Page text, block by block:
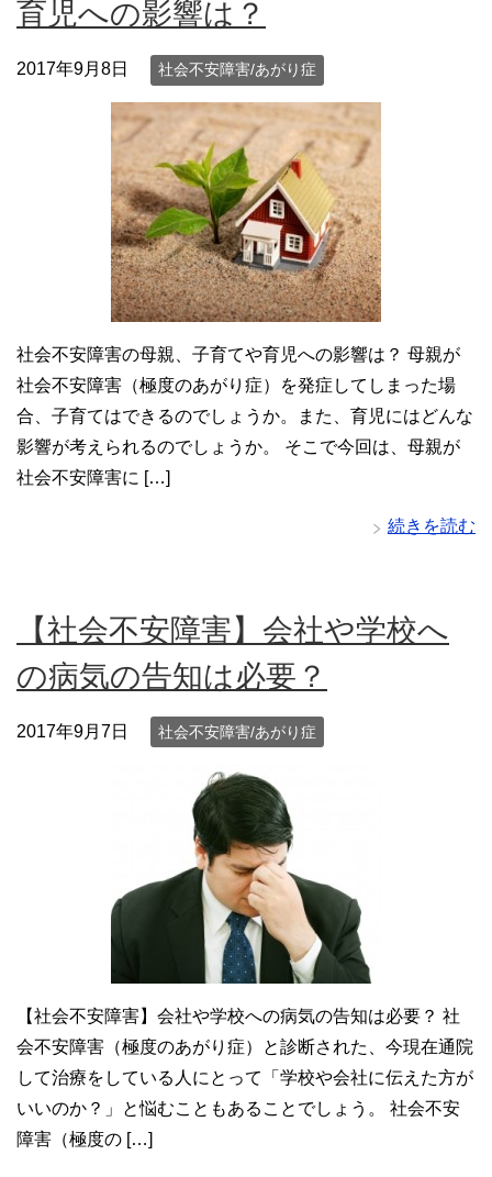
育児への影響は？
2017年9月8日 社会不安障害/あがり症
社会不安障害の母親、子育てや育児への影響は？ 母親が
社会不安障害（極度のあがり症）を発症してしまった場
合、子育てはできるのでしょうか。また、育児にはどんな
影響が考えられるのでしょうか。 そこで今回は、母親が
社会不安障害に […]
続きを読む
【社会不安障害】会社や学校へ
の病気の告知は必要？
2017年9月7日 社会不安障害/あがり症
【社会不安障害】会社や学校への病気の告知は必要？ 社
会不安障害（極度のあがり症）と診断された、今現在通院
して治療をしている人にとって「学校や会社に伝えた方が
いいのか？」と悩むこともあることでしょう。 社会不安
障害（極度の […]